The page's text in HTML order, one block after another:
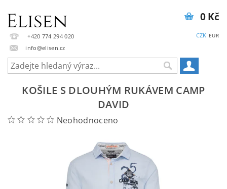
+420 774 294 020
info@elisen.cz
CZK EUR
0 Kč
KOŠILE S DLOUHÝM RUKÁVEM CAMP
DAVID
Neohodnoceno